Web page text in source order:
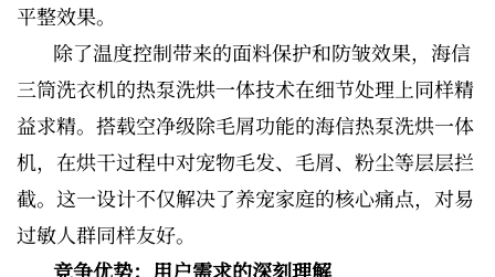
平整效果。
除了温度控制带来的面料保护和防皱效果，海信
三筒洗衣机的热泵洗烘一体技术在细节处理上同样精
益求精。搭载空净级除毛屑功能的海信热泵洗烘一体
机，在烘干过程中对宠物毛发、毛屑、粉尘等层层拦
截。这一设计不仅解决了养宠家庭的核心痛点，对易
过敏人群同样友好。
竞争优势：用户需求的深刻理解